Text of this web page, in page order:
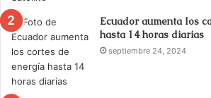
Ecuador aumenta los
hasta 14 horas diarias
septiembre 24, 2024